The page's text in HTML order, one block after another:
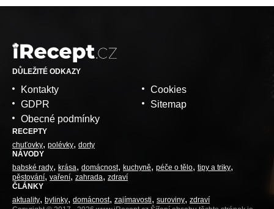
DŮLEŽITÉ ODKAZY
Kontakty
GDPR
Obecné podmínky
Cookies
Sitemap
RECEPTY
chuťovky polévky dorty
NÁVODY
babské rady
krása domácnost kuchyně péče o tělo tipy a triky
pěstování vaření zahrada zdraví
ČLÁNKY
aktuality
bylinky domácnost zajímavosti suroviny zdraví